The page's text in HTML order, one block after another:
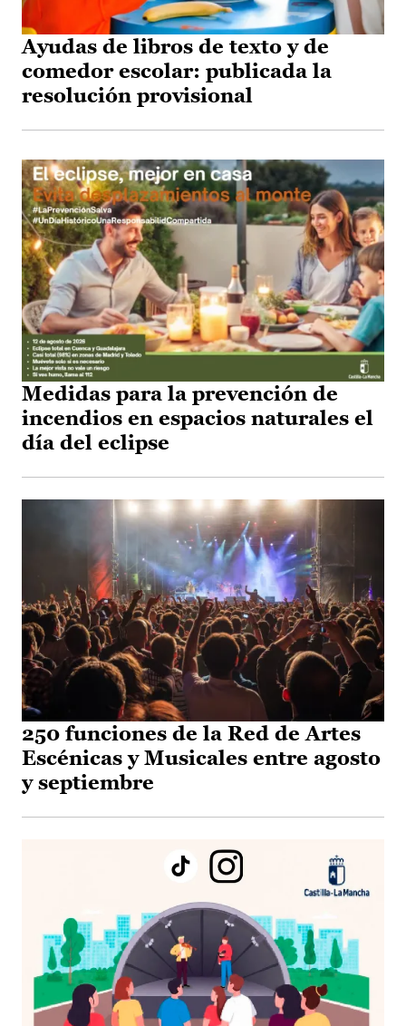
Ayudas de libros de texto y de
comedor escolar: publicada la
resolución provisional
Medidas para la prevención de
incendios en espacios naturales el
día del eclipse
250 funciones de la Red de Artes
Escénicas y Musicales entre agosto
y septiembre